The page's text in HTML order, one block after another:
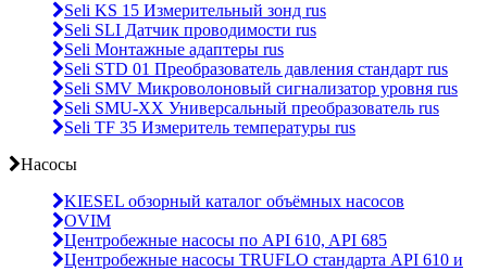
Seli KS 15 Измерительный зонд rus
Seli SLI Датчик проводимости rus
Seli Монтажные адаптеры rus
Seli STD 01 Преобразователь давления стандарт rus
Seli SMV Микроволоновый сигнализатор уровня rus
Seli SMU-ХХ Универсальный преобразователь rus
Seli TF 35 Измеритель температуры rus
Насосы
KIESEL обзорный каталог объёмных насосов
OVIM
Центробежные насосы по API 610, API 685
Центробежные насосы TRUFLO стандарта API 610 и